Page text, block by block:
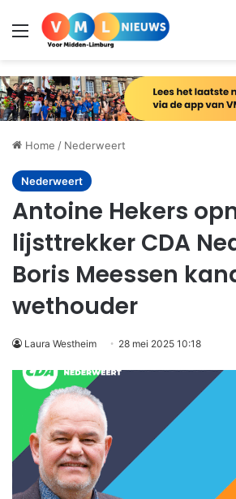
Menu
Home / Nederweert
Nederweert
Antoine Hekers
lijsttrekker CDA
Boris Meessen
wethouder
Laura Westheim 28 mei 2025 10:18